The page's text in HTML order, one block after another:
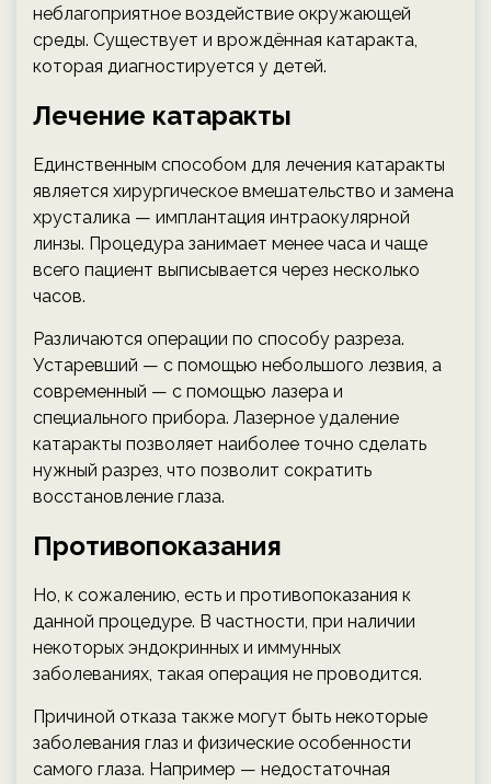
неблагоприятное воздействие окружающей
среды. Существует и врождённая катаракта,
которая диагностируется у детей.
Лечение катаракты
Единственным способом для лечения катаракты
является хирургическое вмешательство и замена
хрусталика — имплантация интраокулярной
линзы. Процедура занимает менее часа и чаще
всего пациент выписывается через несколько
часов.
Различаются операции по способу разреза.
Устаревший — с помощью небольшого лезвия, а
современный — с помощью лазера и
специального прибора. Лазерное удаление
катаракты позволяет наиболее точно сделать
нужный разрез, что позволит сократить
восстановление глаза.
Противопоказания
Но, к сожалению, есть и противопоказания к
данной процедуре. В частности, при наличии
некоторых эндокринных и иммунных
заболеваниях, такая операция не проводится.
Причиной отказа также могут быть некоторые
заболевания глаз и физические особенности
самого глаза. Например — недостаточная